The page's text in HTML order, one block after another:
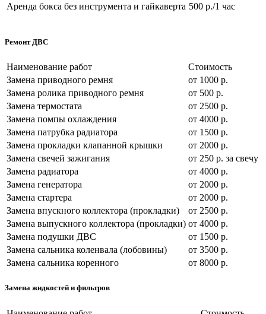
Аренда бокса без инструмента и гайкаверта 500 р./1 час
Ремонт ДВС
Наименование работ
Стоимость
Замена приводного ремня
от 1000 р.
Замена ролика приводного ремня
от 500 р.
Замена термостата
от 2500 р.
Замена помпы охлаждения
от 4000 р.
Замена патрубка радиатора
от 1500 р.
Замена прокладки клапанной крышки
от 2000 р.
Замена свечей зажигания
от 250 р. за свечу
Замена радиатора
от 4000 р.
Замена генератора
от 2000 р.
Замена стартера
от 2000 р.
Замена впускного коллектора (прокладки)
от 2500 р.
Замена выпускного коллектора (прокладки) от 4000 р.
Замена подушки ДВС
от 1500 р.
Замена сальника коленвала (лобовины)
от 3500 р.
Замена сальника коренного
от 8000 р.
Замена жидкостей и фильтров